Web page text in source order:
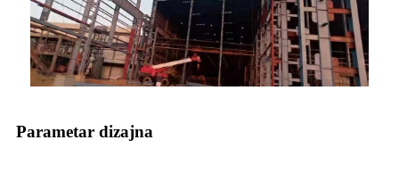
Parametar dizajna